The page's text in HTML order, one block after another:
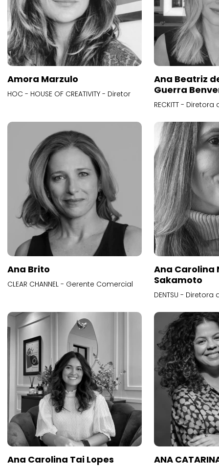
Amora Marzulo
HOC - HOUSE OF CREATIVITY - Diretor
Ana Beatriz
Guerra
RECKITT -
Ana Brito
CLEAR CHANNEL - Gerente Comercial
Ana Carolina
Sakamoto
DENTSU -
Ana Carolina Tai Lopes ANA